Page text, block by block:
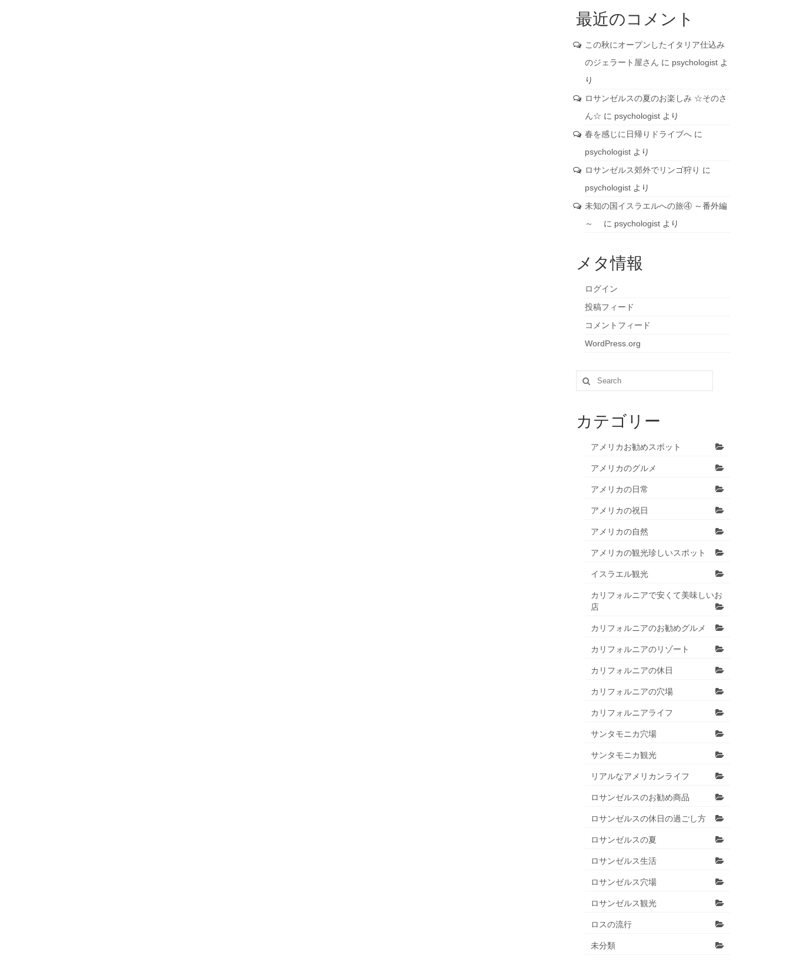
最近のコメント
この秋にオープンしたイタリア仕込み
のジェラート屋さん に psychologistよ
り
ロサンゼルスの夏のお楽しみ ☆そのさ
ん☆ に psychologistより
春を感じに日帰りドライブへに
psychologistより
ロサンゼルス郊外でリンゴ狩り に
psychologistより
未知の国イスラエルへの旅④ ～番外編
～
に psychologistより
メタ情報
ログイン
投稿フィード
コメントフィード
WordPress.org
Search
for:
カテゴリー
アメリカお勧めスポット
アメリカのグルメ
アメリカの日常
アメリカの祝日
アメリカの自然
アメリカの観光珍しいスポット
イスラエル観光
カリフォルニアで安くて美味しいお
店
カリフォルニアのお勧めグルメ
カリフォルニアのリゾート
カリフォルニアの休日
カリフォルニアの穴場
カリフォルニアライフ
サンタモニカ穴場
サンタモニカ観光
リアルなアメリカンライフ
ロサンゼルスのお勧め商品
ロサンゼルスの休日の過ごし方
ロサンゼルスの夏
ロサンゼルス生活
ロサンゼルス穴場
ロサンゼルス観光
ロスの流行
未分類